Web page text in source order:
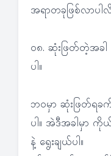
အရာတခုဖြစ်လာပါ
၀၈. ဆုံးဖြတ်တဲ့အခါ
ပါ။
ဘဝမှာ ဆုံးဖြတ်ရခ
ပါ။ အဲဒီအခါမှာ
နဲ့ ရွေးချယ်ပါ။